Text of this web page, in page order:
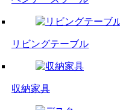
リビングテーブル
収納家具